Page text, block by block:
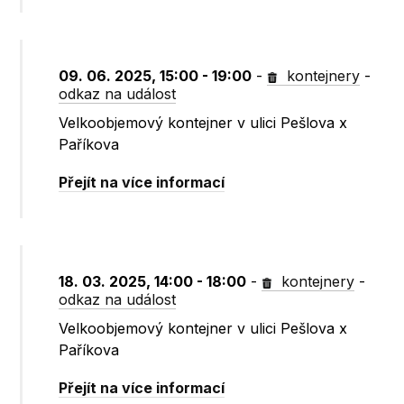
09. 06. 2025, 15:00 - 19:00 - kontejnery -
odkaz na událost
Velkoobjemový kontejner v ulici Pešlova x
Paříkova
Přejít na více informací
18. 03. 2025, 14:00 - 18:00 - kontejnery -
odkaz na událost
Velkoobjemový kontejner v ulici Pešlova x
Paříkova
Přejít na více informací